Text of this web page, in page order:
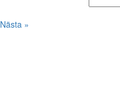
Nästa »